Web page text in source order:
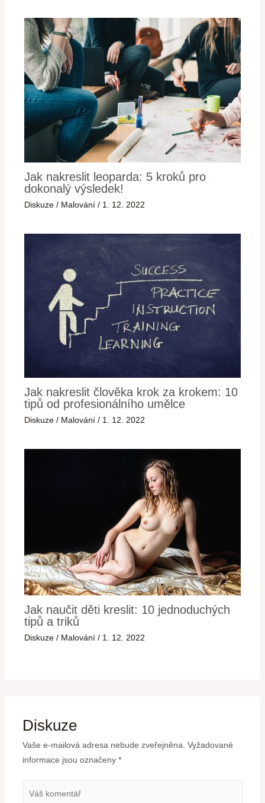
Jak nakreslit leoparda: 5 kroků pro
dokonalý výsledek!
Diskuze / Malování / 1. 12. 2022
Jak nakreslit člověka krok za krokem: 10
tipů od profesionálního umělce
Diskuze / Malování / 1. 12. 2022
Jak naučit děti kreslit: 10 jednoduchých
tipů a triků
Diskuze / Malování / 1. 12. 2022
Diskuze
Vaše e-mailová adresa nebude zveřejněna. Vyžadované
informace jsou označeny *